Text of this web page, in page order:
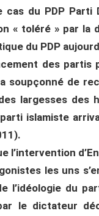
cas du PDP
« toléré » par
du PDP
des
soupçonné de
largesses des
islamiste
l’intervention
les uns
l’idéologie du
le dictateur